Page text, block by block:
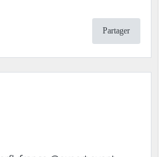
Partager